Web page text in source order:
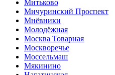
Митьково
Мичуринский Проспект
Мнёвники
Молодёжная
Москва Товарная
Москворечье
Моссельмаш
Мякинино